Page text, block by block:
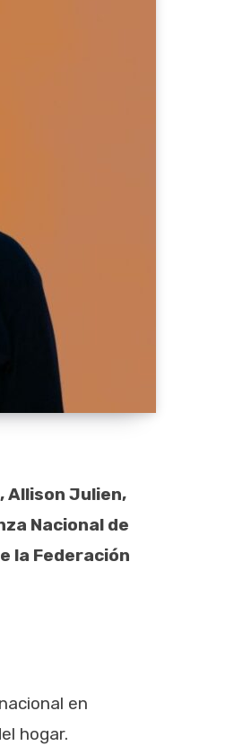
Allison Julien,
Nacional de
la Federación
en
hogar.